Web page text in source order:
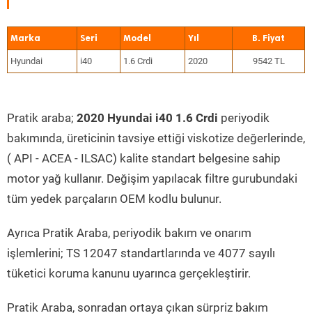
Marka Seri Model Yıl
Hyundai i40 1.6 Crdi 2020 9542 TL
Pratik araba; 2020 Hyundai i40 1.6 Crdi periyodik
bakımında, üreticinin tavsiye ettiği viskotize değerlerinde,
( API - ACEA - ILSAC) kalite standart belgesine sahip
motor yağ kullanır. Değişim yapılacak filtre gurubundaki
tüm yedek parçaların OEM kodlu bulunur.
Ayrıca Pratik Araba, periyodik bakım ve onarım
işlemlerini; TS 12047 standartlarında ve 4077 sayılı
tüketici koruma kanunu uyarınca gerçekleştirir.
Pratik Araba, sonradan ortaya çıkan sürpriz bakım